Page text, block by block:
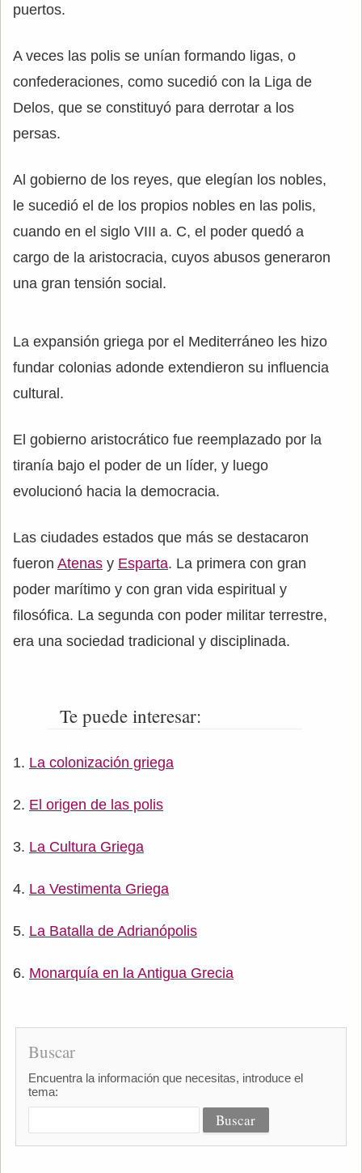
puertos.
A veces las polis se unían formando ligas, o
confederaciones, como sucedió con la Liga de
Delos, que se constituyó para derrotar a los
persas.
Al gobierno de los reyes, que elegían los nobles,
le sucedió el de los propios nobles en las polis,
cuando en el siglo VIII a. C, el poder quedó a
cargo de la aristocracia, cuyos abusos generaron
una gran tensión social.
La expansión griega por el Mediterráneo les hizo
fundar colonias adonde extendieron su influencia
cultural.
El gobierno aristocrático fue reemplazado por la
tiranía bajo el poder de un líder, y luego
evolucionó hacia la democracia.
Las ciudades estados que más se destacaron
fueron Atenas y Esparta. La primera con gran
poder marítimo y con gran vida espiritual y
filosófica. La segunda con poder militar terrestre,
era una sociedad tradicional y disciplinada.
Te puede interesar:
La colonización griega
El origen de las polis
La Cultura Griega
La Vestimenta Griega
La Batalla de Adrianópolis
Monarquía en la Antigua Grecia
Buscar
Encuentra la información que necesitas, introduce el
tema: